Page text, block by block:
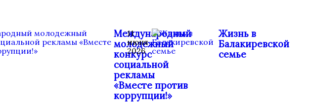
Международный
молодежный
конкурс
социальной
рекламы
«Вместе против
коррупции!»
11
июня
2026
Жизнь в
Балакиревской
семье